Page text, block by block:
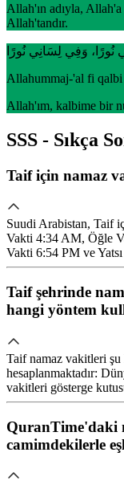
Allah'ın adıyla,
Allah'tandır.
نُورًا، وَفِي لِسَانِي نُورًا
Allahummaj-'al fi
Allah'ım, kalbime bir
SSS - Sıkça
Taif için namaz
Suudi Arabistan, Taif
Vakti 4:34 AM, Öğle
Vakti 6:54 PM ve
Taif şehrinde
hangi yöntem
Taif namaz vakitleri şu
hesaplanmaktadır:
vakitleri gösterge
QuranTime'daki
camimdekilerle